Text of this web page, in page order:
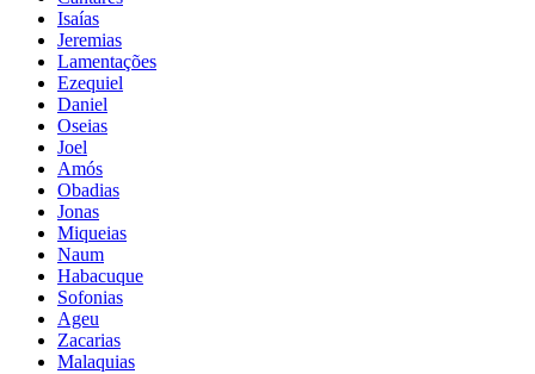
Isaías
Jeremias
Lamentações
Ezequiel
Daniel
Oseias
Joel
Amós
Obadias
Jonas
Miqueias
Naum
Habacuque
Sofonias
Ageu
Zacarias
Malaquias